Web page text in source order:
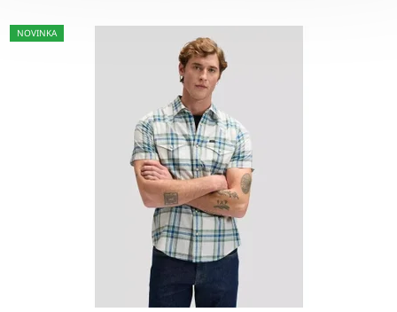
NOVINKA